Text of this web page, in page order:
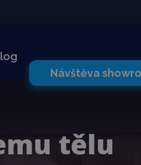
Návštěva
tělu